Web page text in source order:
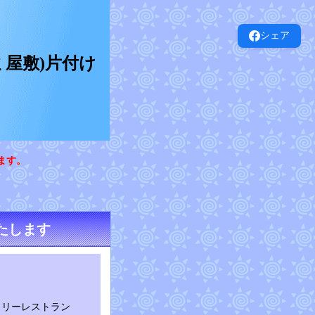
シェア
敷)片付け
す。
します
ーレストラン